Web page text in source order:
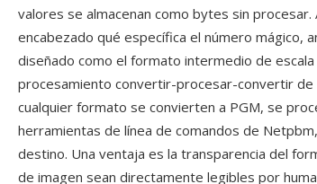
valores se almacenan como bytes sin
encabezado qué específica el número mágico,
diseñado como el formato intermedio de
procesamiento convertir-procesar-convertir
cualquier formato se convierten a PGM, se
herramientas de línea de comandos de
destino. Una ventaja es la transparencia del
de imagen sean directamente legibles por